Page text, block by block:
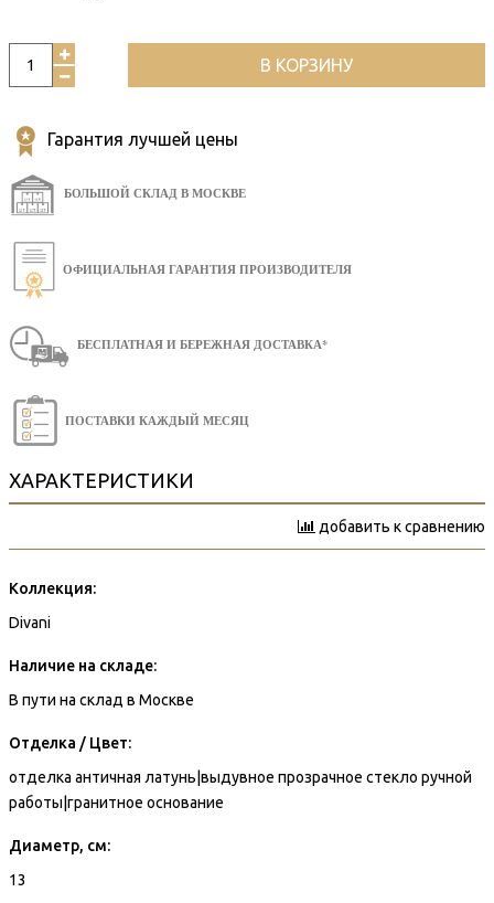
В КОРЗИНУ
Гарантия лучшей цены
БОЛЬШОЙ СКЛАД В МОСКВЕ
ОФИЦИАЛЬНАЯ ГАРАНТИЯ ПРОИЗВОДИТЕЛЯ
БЕСПЛАТНАЯ И БЕРЕЖНАЯ ДОСТАВКА*
ПОСТАВКИ КАЖДЫЙ МЕСЯЦ
ХАРАКТЕРИСТИКИ
добавить к сравнению
Коллекция:
Divani
Наличие на складе:
В пути на склад в Москве
Отделка / Цвет:
отделка античная латунь|выдувное прозрачное стекло ручной
работы|гранитное основание
Диаметр, см:
13